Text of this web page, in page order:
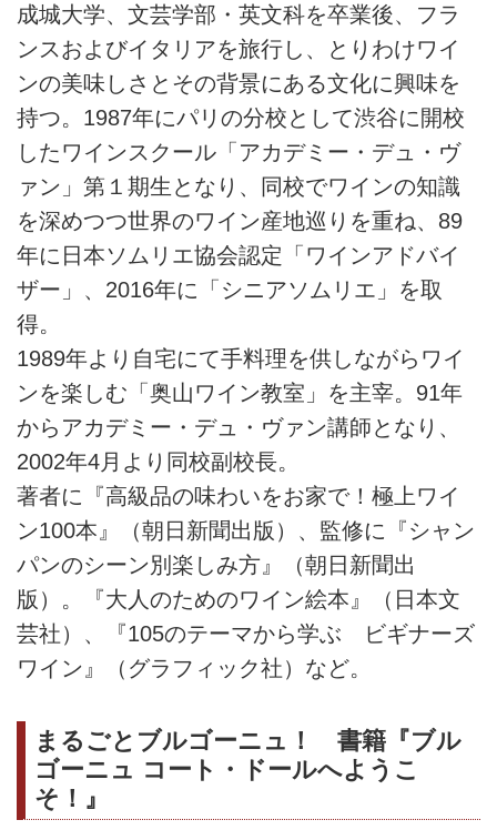
成城大学、文芸学部・英文科を卒業後、フラ
ンスおよびイタリアを旅行し、とりわけワイ
ンの美味しさとその背景にある文化に興味を
持つ。1987年にパリの分校として渋谷に開校
したワインスクール「アカデミー・デュ・ヴ
ァン」第１期生となり、同校でワインの知識
を深めつつ世界のワイン産地巡りを重ね、89
年に日本ソムリエ協会認定「ワインアドバイ
ザー」、2016年に「シニアソムリエ」を取
得。
1989年より自宅にて手料理を供しながらワイ
ンを楽しむ「奥山ワイン教室」を主宰。91年
からアカデミー・デュ・ヴァン講師となり、
2002年4月より同校副校長。
著者に『高級品の味わいをお家で！極上ワイ
ン100本』（朝日新聞出版）、監修に『シャン
パンのシーン別楽しみ方』（朝日新聞出
版）。『大人のためのワイン絵本』（日本文
芸社）、『105のテーマから学ぶ ビギナーズ
ワイン』（グラフィック社）など。
まるごとブルゴーニュ！ 書籍『ブル
ゴーニュ コート・ドールへようこ
そ！』